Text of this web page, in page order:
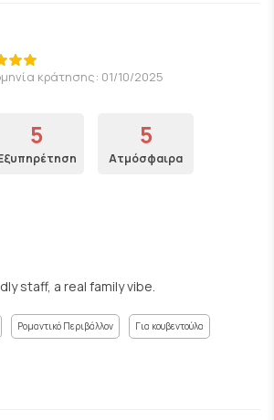
κράτησης: 01/10/2025
5 5
Ατμόσφαιρα
staff, a real family vibe.
Ρομαντικό Περιβάλλον Για κουβεντούλα